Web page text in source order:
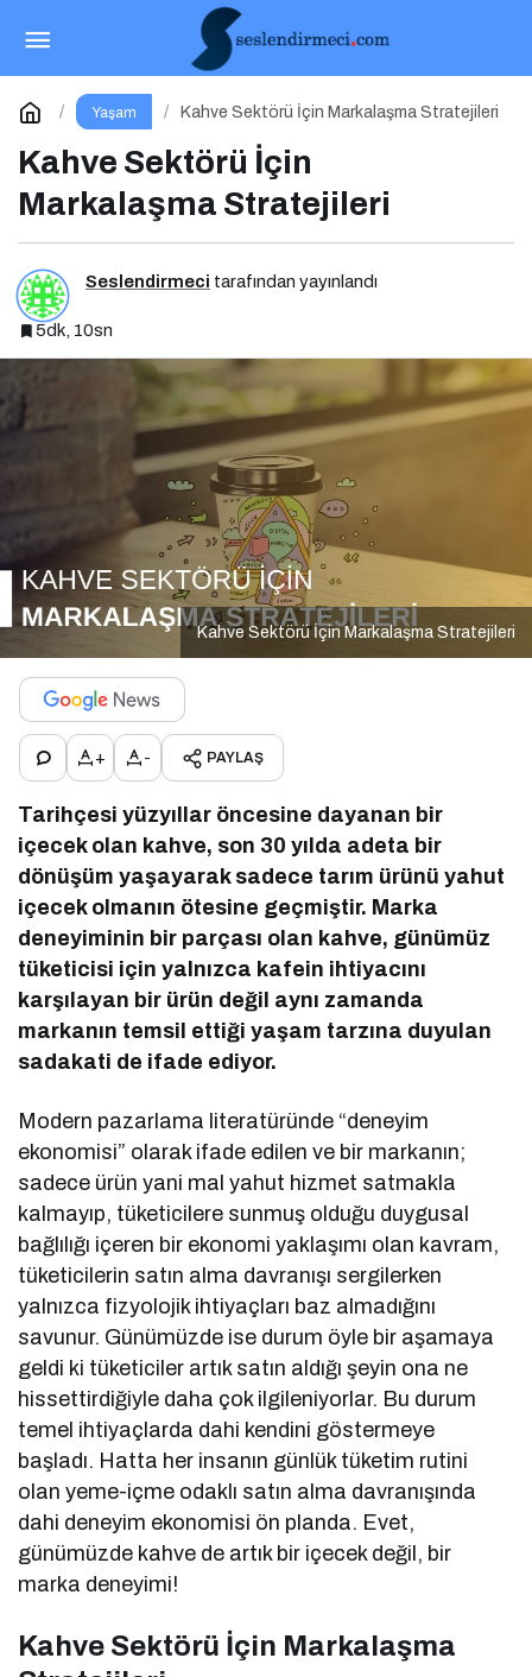
Yaşam Kahve Sektörü İçin Markalaşma Stratejileri
Kahve Sektörü İçin
Markalaşma Stratejileri
Seslendirmeci tarafından yayınlandı
5dk, 10sn
Kahve Sektörü İçin Markalaşma Stratejileri
+ - PAYLAŞ
Tarihçesi yüzyıllar öncesine dayanan bir
içecek olan kahve, son 30 yılda adeta bir
dönüşüm yaşayarak sadece tarım ürünü yahut
içecek olmanın ötesine geçmiştir. Marka
deneyiminin bir parçası olan kahve, günümüz
tüketicisi için yalnızca kafein ihtiyacını
karşılayan bir ürün değil aynı zamanda
markanın temsil ettiği yaşam tarzına duyulan
sadakati de ifade ediyor.
Modern pazarlama literatüründe “deneyim
ekonomisi” olarak ifade edilen ve bir markanın;
sadece ürün yani mal yahut hizmet satmakla
kalmayıp, tüketicilere sunmuş olduğu duygusal
bağlılığı içeren bir ekonomi yaklaşımı olan kavram,
tüketicilerin satın alma davranışı sergilerken
yalnızca fizyolojik ihtiyaçları baz almadığını
savunur. Günümüzde ise durum öyle bir aşamaya
geldi ki tüketiciler artık satın aldığı şeyin ona ne
hissettirdiğiyle daha çok ilgileniyorlar. Bu durum
temel ihtiyaçlarda dahi kendini göstermeye
başladı. Hatta her insanın günlük tüketim rutini
olan yeme-içme odaklı satın alma davranışında
dahi deneyim ekonomisi ön planda. Evet,
günümüzde kahve de artık bir içecek değil, bir
marka deneyimi!
Kahve Sektörü İçin Markalaşma
İki Başkent Tek Rota Yorum Yap